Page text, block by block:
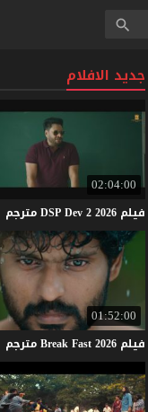
جديد الافلام
02:04:00
فيلم DSPDev22026 مترجم
01:52:00
فيلم BreakFast2026 مترجم